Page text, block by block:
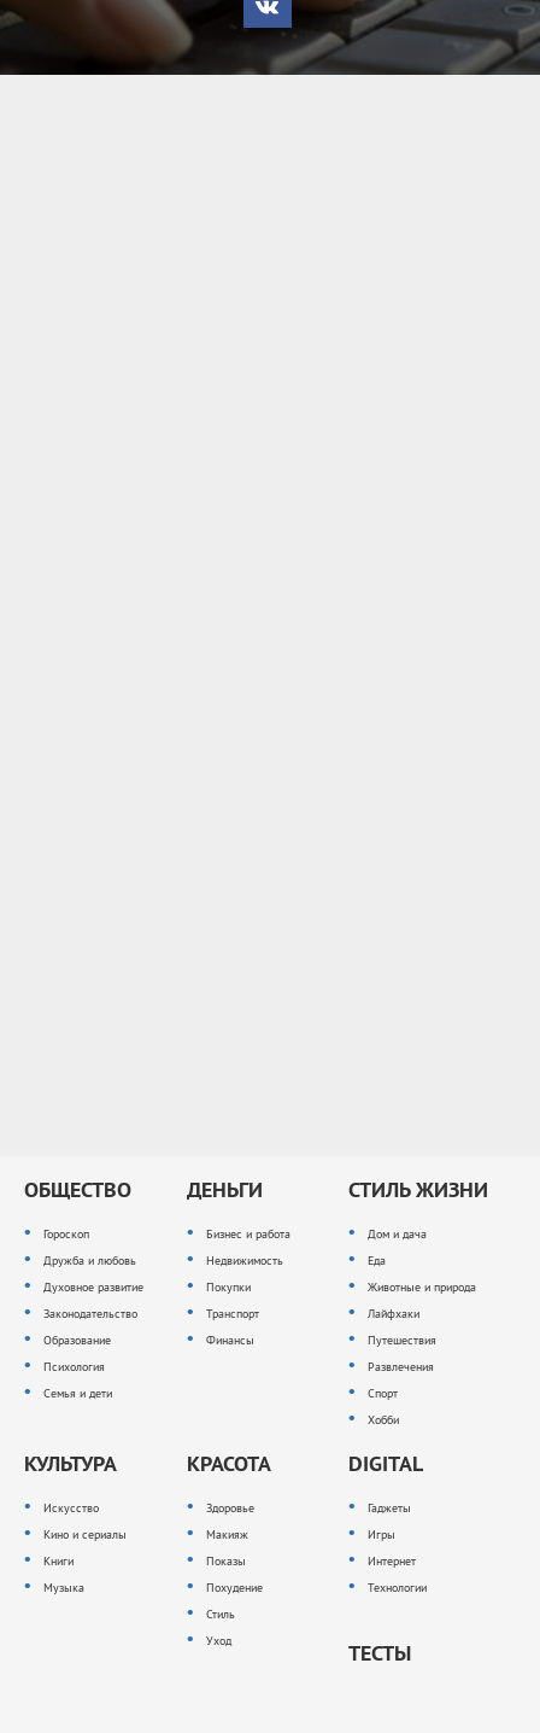
ОБЩЕСТВО
Гороскоп
Дружба и любовь
Духовное развитие
Законодательство
Образование
Психология
Семья и дети
ДЕНЬГИ
Бизнес и работа
Недвижимость
Покупки
Транспорт
Финансы
СТИЛЬ ЖИЗНИ
Дом и дача
Еда
Животные и природа
Лайфхаки
Путешествия
Развлечения
Спорт
Хобби
КУЛЬТУРА
Искусство
Кино и сериалы
Книги
Музыка
КРАСОТА
Здоровье
Макияж
Показы
Похудение
Стиль
Уход
DIGITAL
Гаджеты
Игры
Интернет
Технологии
ТЕСТЫ